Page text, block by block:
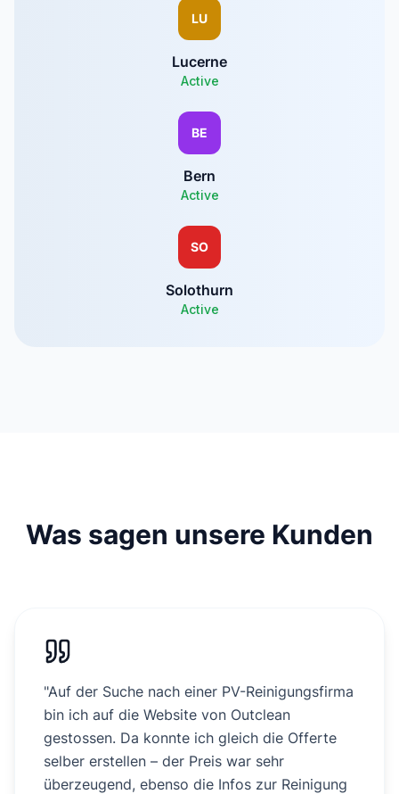
LU
Lucerne
Active
BE
Bern
Active
SO
Solothurn
Active
Was sagen unsere Kunden
"Auf der Suche nach einer PV-Reinigungsfirma
bin ich auf die Website von Outclean
gestossen. Da konnte ich gleich die Offerte
selber erstellen – der Preis war sehr
überzeugend, ebenso die Infos zur Reinigung